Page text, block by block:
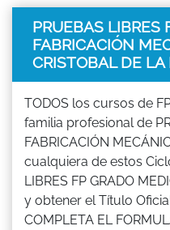
PRUEBAS LIBRES
FABRICACIÓN
CRISTOBAL DE
TODOS los cursos de
familia profesional de
FABRICACIÓN
cualquiera de estos
LIBRES FP GRADO
y obtener el Título
COMPLETA EL